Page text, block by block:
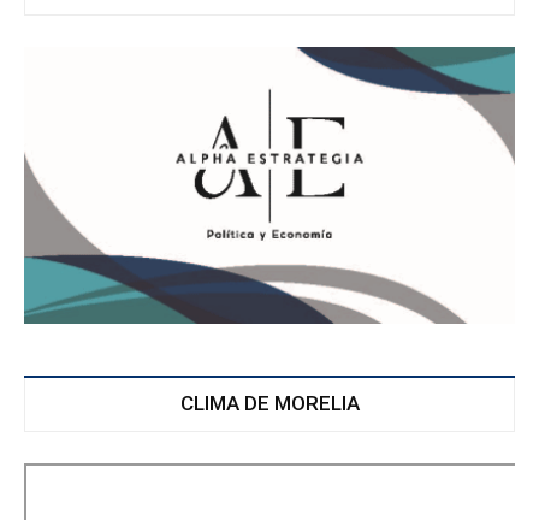
CLIMA DE MORELIA